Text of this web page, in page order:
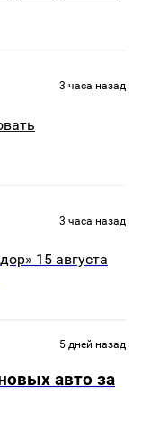
3 часа назад
3 часа назад
15 августа
5 дней назад
авто за